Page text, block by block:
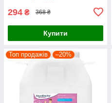
294 ₴ 368 ₴
Купити
Топ продажів –20%